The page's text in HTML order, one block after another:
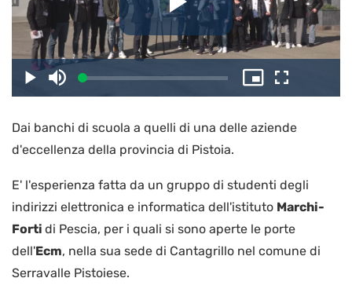
il
video
PlayDisattiva
l’audio
Caricato:
3.23%
Picture-
in-
Schermo
intero
Dai banchi di scuola a quelli di una delle aziende
d'eccellenza della provincia di Pistoia.
E' l'esperienza fatta da un gruppo di studenti degli
indirizzi elettronica e informatica dell'istituto Marchi-
Forti di Pescia, per i quali si sono aperte le porte
dell'Ecm, nella sua sede di Cantagrillo nel comune di
Serravalle Pistoiese.